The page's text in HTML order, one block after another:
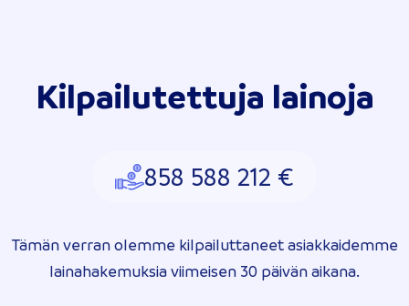
Kilpailutettuja lainoja
858 588 212 €
Tämän verran olemme kilpailuttaneet asiakkaidemme
lainahakemuksia viimeisen 30 päivän aikana.